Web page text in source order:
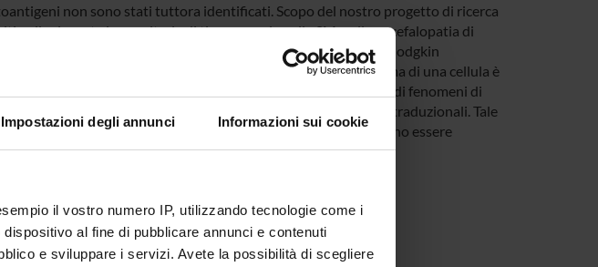
Impostazioni degli annunci Informazioni sui cookie
il vostro numero IP, utilizzando tecnologie come i
al fine di pubblicare annunci e contenuti
e sviluppare i servizi. Avete la possibilità di scegliere
non sono stati tuttora identificati. Scopo del nostro progetto di ricerca
nella risposta immunitaria di tipo umorale nella SM, nella encefalopatia di
paraneoplastica con anticorpi “anti-Tr” e linfoma di Hodgkin
(2D-PAGE) accoppiata a immunoblotting. Il proteoma di una cellula è
possono essere espresse in differenti isoforme a seguito di fenomeni di
siti alternativi di inizio e fine trascrizione, di modificazioni post-traduzionali. Tale
dell’elettroforesi bidimensionale, grazie alla quale possono essere
di un tessuto e le loro singole isoforme.
al progetto:
Beatrice Gini, Laura Lovato
Angiari, Simona Bach (Dipartimento di Patologia)
Clinica e Sperimentale)